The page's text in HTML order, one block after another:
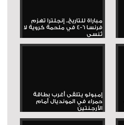
مباراة للتاريخ.. إنجلترا تهزم
فرنسا 6-4 في ملحمة كروية لا
تُنسى
إمبولو يتلقى أغرب بطاقة
حمراء في المونديال أمام
الأرجنتين